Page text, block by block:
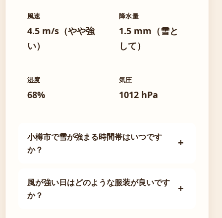
風速
4.5 m/s（やや強
い）
降水量
1.5 mm（雪と
して）
湿度
68%
気圧
1012 hPa
小樽市で雪が強まる時間帯はいつです
か？
風が強い日はどのような服装が良いです
か？